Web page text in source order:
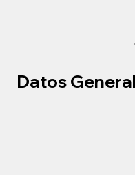
Datos